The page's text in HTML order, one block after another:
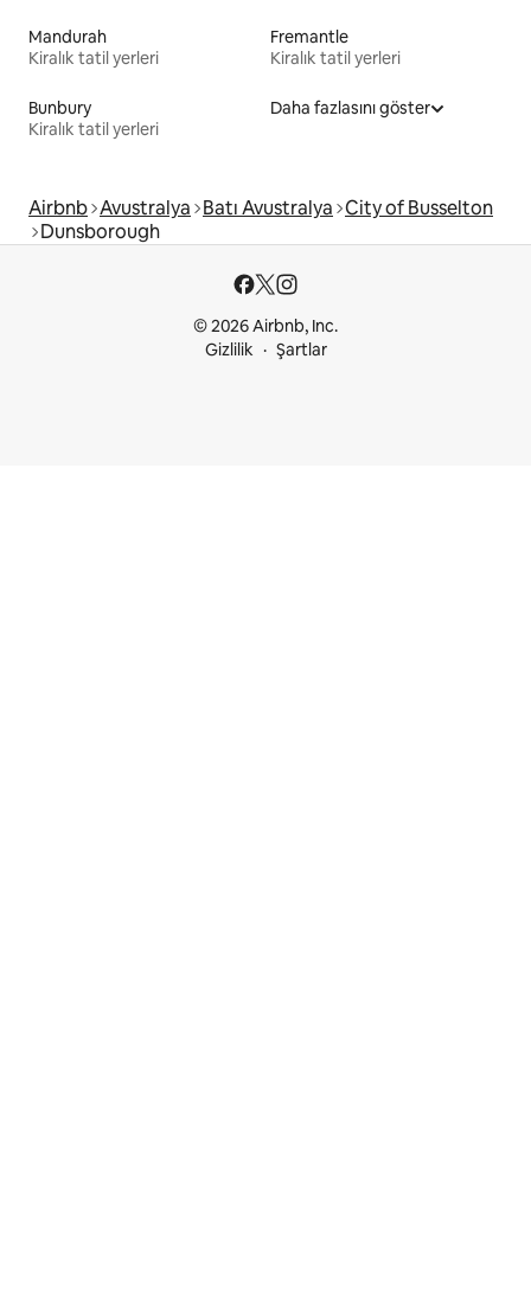
Mandurah
Kiralık tatil yerleri
Fremantle
Kiralık tatil yerleri
Bunbury
Kiralık tatil yerleri
Daha fazlasını göster
Airbnb Avustralya Batı Avustralya City of Busselton
Dunsborough
© 2026 Airbnb, Inc.
Gizlilik
Şartlar